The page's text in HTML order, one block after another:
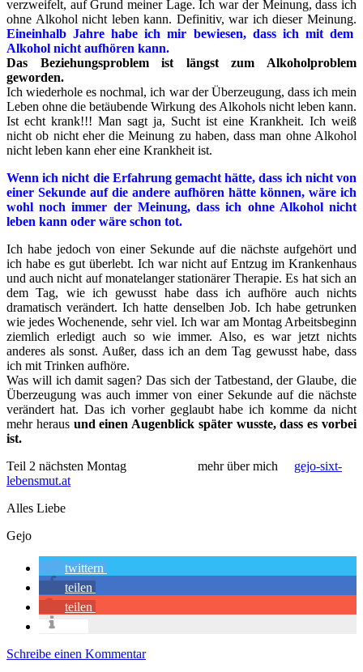
verzweifelt, auf Grund meiner Lage. Ich war der Meinung, dass ich
ohne Alkohol nicht leben kann. Definitiv, war ich dieser Meinung.
Eineinhalb Jahre habe ich mir bewiesen, dass ich mit dem
Alkohol nicht aufhören kann.
Das Beziehungsproblem ist längst zum Alkoholproblem
geworden.
Ich wiederhole es nochmal, ich war der Überzeugung, dass ich mein
Leben ohne die betäubende Wirkung des Alkohols nicht leben kann.
Ist echt krank!!! Man sagt ja, Sucht ist eine Krankheit. Ich weiß
nicht ob nicht eher die Meinung zu haben, dass man ohne Alkohol
nicht leben kann eher eine Krankheit ist.
Wenn ich nicht die Erfahrung gemacht hätte, dass ich nicht von
einer Sekunde auf die andere aufhören hätte können, wäre ich
wohl noch immer der Meinung, dass ich ohne Alkohol nicht
leben kann oder wäre schon tot.
Ich habe jedoch von einer Sekunde auf die nächste aufgehört und
ich habe es gut überlebt. Ich war nicht auf Entzug im Krankenhaus
und auch nicht auf monatelanger stationärer Therapie. Es hat sich an
dem Tag, wie ich gewusst habe dass ich aufhöre auch nichts
dramatisch verändert. Ich hatte denselben Job. Ich habe getrunken
wie jedes Wochenende, sehr viel. Ich war am Montag Arbeitsbeginn
ziemlich erledigt auch so wie immer. Also, es war jetzt nichts
anderes als sonst. Außer, dass ich an dem Tag gewusst habe, dass
ich mit Trinken aufhöre.
Was will ich damit sagen? Das sich der Tatbestand, der Glaube, die
Überzeugung was auch immer von einer Sekunde auf die nächste
verändert hat. Das ich vorher geglaubt habe ich komme da nicht
mehr herausund einen Augenblick später wusste, dass es vorbei
ist.
Teil 2 nächsten Montag mehr über mich gejo-sixt-
lebensmut.at
Alles Liebe
Gejo
twittern
teilen
teilen
Schreibe einen Kommentar